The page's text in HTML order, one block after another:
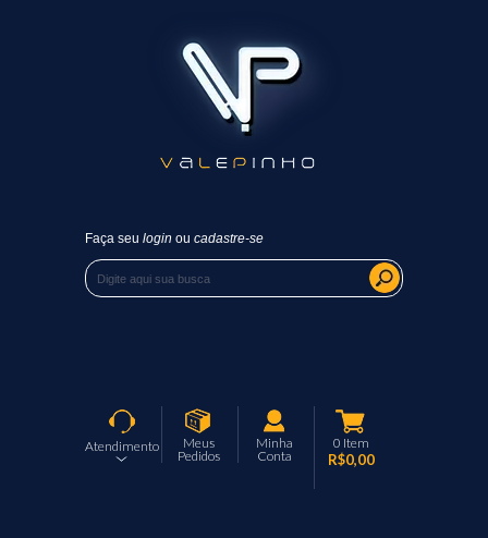
Faça seu login ou cadastre-se
Atendimento
Meus
Pedidos
Minha
Conta
0 Item
R$0,00